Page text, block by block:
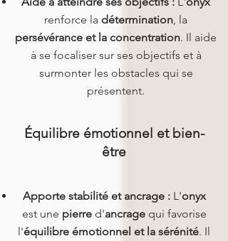
renforce la détermination , la
persévérance et la concentration. Il aide
à se focaliser sur ses objectifs et à
surmonter les obstacles qui se
présentent.
Équilibre émotionnel et bien-
être
Apporte stabilité et ancrage :L'onyx
est une pierred'ancragequi favorise
l'équilibre émotionnel et la sérénité. Il